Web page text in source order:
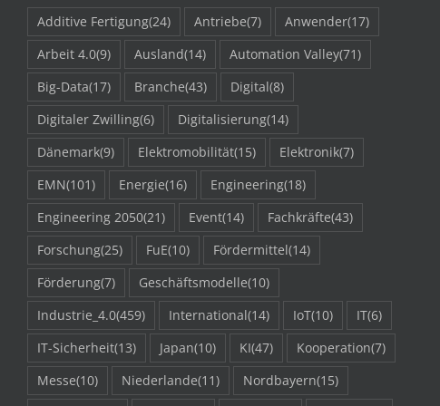
Additive Fertigung(24) Antriebe(7) Anwender(17)
Arbeit 4.0(9) Ausland(14) Automation Valley(71)
Big-Data(17) Branche(43) Digital(8)
Digitaler Zwilling(6) Digitalisierung(14)
Dänemark(9) Elektromobilität(15) Elektronik(7)
EMN(101) Energie(16) Engineering(18)
Engineering 2050(21) Event(14) Fachkräfte(43)
Forschung(25) FuE(10) Fördermittel(14)
Förderung(7) Geschäftsmodelle(10)
Industrie_4.0(459) International(14) IoT(10) IT(6)
IT-Sicherheit(13) Japan(10) KI(47) Kooperation(7)
Messe(10) Niederlande(11) Nordbayern(15)